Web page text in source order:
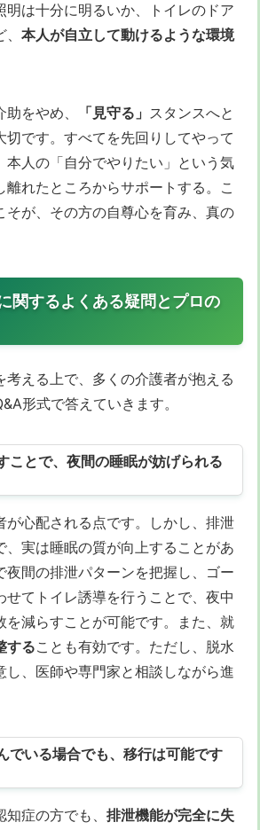
明は十分に明るいか、トイレのドア
本人が自立して動けるような環境
をやめ、 「見守る」 スタンスへと
切です。すべてを先回りしてやって
本人の「自分でやりたい」という気
離れたところからサポートする。こ
そが、その方の自尊心を育み、真の
関するよくある疑問とプロの
考える上で、多くの介護者が抱える
形式で答えていきます。
ことで、夜間の睡眠が妨げられる
が心配される点です。しかし、排泄
、実は睡眠の質が向上することがあ
夜間の排泄パターンを把握し、ゴー
せてトイレ誘導を行うことで、夜中
を減らすことが可能です。また、就
することも有効です。ただし、脱水
し、医師や専門家と相談しながら進
でいる場合でも、移行は可能です
症の方でも、 排泄機能が完全に失